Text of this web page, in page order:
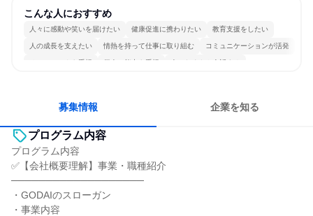
こんな人におすすめ
人々に感動や笑いを届けたい 健康促進に携わりたい 教育支援をしたい
人の成長を支えたい 情熱を持って仕事に取り組む コミュニケーションが活発
チームワークを重視 個人の能力を重視 人とたくさん会話する
募集情報 企業を知る
プログラム内容
プログラム内容
✅【会社概要理解】事業・職種紹介
───────────────────
・GODAIのスローガン
・事業内容